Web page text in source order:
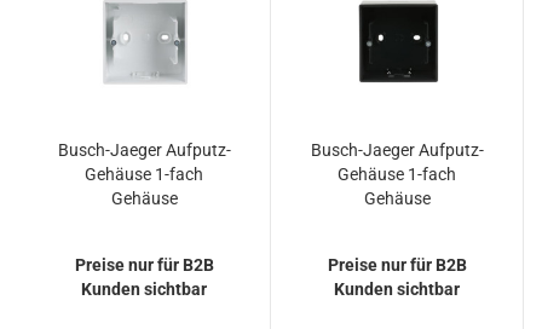
Busch-Jaeger Aufputz-
Gehäuse 1-fach
Gehäuse
Preise nur für B2B
Kunden sichtbar
Busch-Jaeger Aufputz-
Gehäuse 1-fach
Gehäuse
Preise nur für B2B
Kunden sichtbar